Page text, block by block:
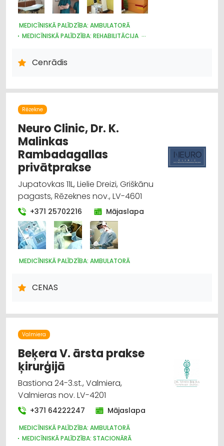
MEDICĪNISKĀ PALĪDZĪBA: AMBULATORĀ
MEDICĪNISKĀ PALĪDZĪBA: REHABILITĀCIJA
Cenrādis
Rēzekne
Neuro Clinic, Dr. K.
Malinkas
Rambadagallas
privātprakse
Jupatovkas 11L, Lielie Dreizi, Griškānu
pagasts, Rēzeknes nov., LV-4601
+371 25702216 Mājaslapa
MEDICĪNISKĀ PALĪDZĪBA: AMBULATORĀ
CENAS
Valmiera
Beķera V. ārsta prakse
ķirurģijā
Bastiona 24-3.st., Valmiera,
Valmieras nov. LV-4201
+371 64222247 Mājaslapa
MEDICĪNISKĀ PALĪDZĪBA: AMBULATORĀ
MEDICĪNISKĀ PALĪDZĪBA: STACIONĀRĀ